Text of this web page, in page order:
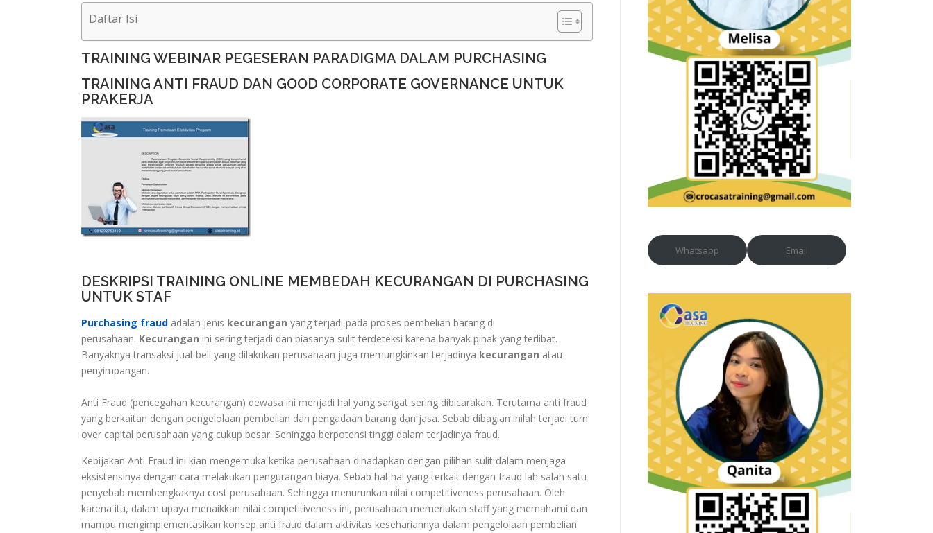
Daftar Isi
TRAINING WEBINAR PEGESERAN PARADIGMA DALAM PURCHASING
TRAINING ANTI FRAUD DAN GOOD CORPORATE GOVERNANCE UNTUK
PRAKERJA
DESKRIPSI TRAINING ONLINE MEMBEDAH KECURANGAN DI PURCHASING
UNTUK STAF
Purchasing fraud adalah jenis kecurangan yang terjadi pada proses pembelian barang di
perusahaan. Kecurangan ini sering terjadi dan biasanya sulit terdeteksi karena banyak pihak yang terlibat.
Banyaknya transaksi jual-beli yang dilakukan perusahaan juga memungkinkan terjadinya kecurangan atau
penyimpangan.
Anti Fraud (pencegahan kecurangan) dewasa ini menjadi hal yang sangat sering dibicarakan. Terutama anti fraud
yang berkaitan dengan pengelolaan pembelian dan pengadaan barang dan jasa. Sebab dibagian inilah terjadi turn
over capital perusahaan yang cukup besar. Sehingga berpotensi tinggi dalam terjadinya fraud.
Kebijakan Anti Fraud ini kian mengemuka ketika perusahaan dihadapkan dengan pilihan sulit dalam menjaga
eksistensinya dengan cara melakukan pengurangan biaya. Sebab hal-hal yang terkait dengan fraud lah salah satu
penyebab membengkaknya cost perusahaan. Sehingga menurunkan nilai competitiveness perusahaan. Oleh
karena itu, dalam upaya menaikkan nilai competitiveness ini, perusahaan memerlukan staff yang memahami dan
mampu mengimplementasikan konsep anti fraud dalam aktivitas kesehariannya dalam pengelolaan pembelian
Whatsapp Email